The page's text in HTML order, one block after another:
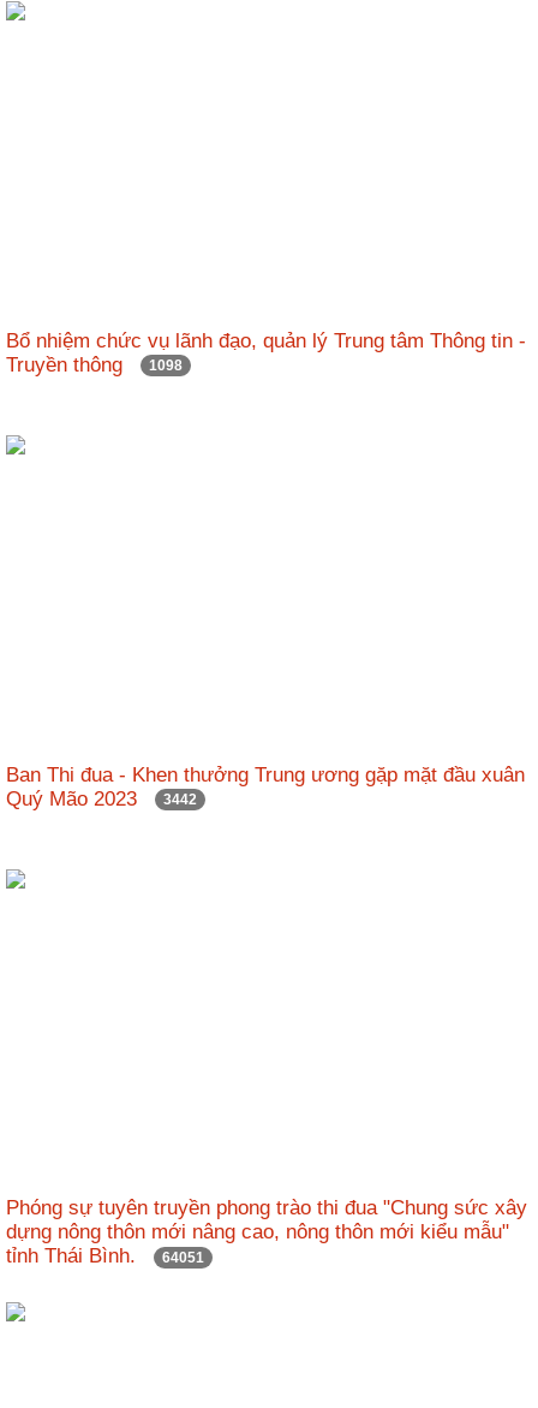
Bổ nhiệm chức vụ lãnh đạo, quản lý Trung tâm Thông tin -
Truyền thông
1098
Ban Thi đua - Khen thưởng Trung ương gặp mặt đầu xuân
Quý Mão 2023
3442
Phóng sự tuyên truyền phong trào thi đua "Chung sức xây
dựng nông thôn mới nâng cao, nông thôn mới kiểu mẫu"
tỉnh Thái Bình.
64051